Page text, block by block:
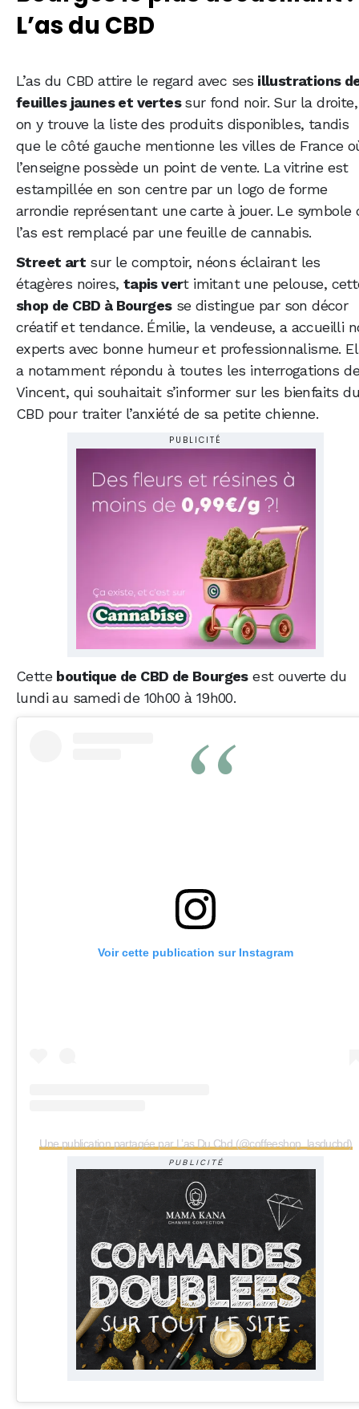
L’as du CBD
L’as du CBD attire le regard avec ses illustrations
feuilles jaunes et vertessur fond noir. Sur la droite,
on y trouve la liste des produits disponibles, tandis
que le côté gauche mentionne les villes de France
l’enseigne possède un point de vente. La vitrine est
estampillée en son centre par un logo de forme
arrondie représentant une carte à jouer. Le symbole
l’as est remplacé par une feuille de cannabis.
Street art sur le comptoir, néons éclairant les
étagères noires, tapis vert imitant une pelouse,
shop de CBD à Bourgesse distingue par son décor
créatif et tendance. Émilie, la vendeuse, a accueilli
experts avec bonne humeur et professionnalisme.
a notamment répondu à toutes les interrogations de
Vincent, qui souhaitait s’informer sur les bienfaits du
CBD pour traiter l’anxiété de sa petite chienne.
PUBLICITÉ
Cette boutique de CBD de Bourgesest ouverte du
lundi au samedi de 10h00 à 19h00.
Voir cette publication sur Instagram
Une publication partagée par L’as Du Cbd (@coffeeshop_lasducbd)
PUBLICITÉ